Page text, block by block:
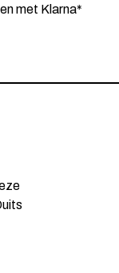
met Klarna*